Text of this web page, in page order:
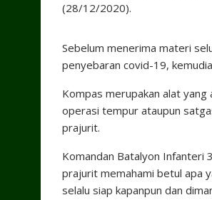
(28/12/2020).
Sebelum menerima materi
penyebaran covid-19,
Kompas merupakan alat
operasi tempur ataupun
prajurit.
Komandan Batalyon Infanteri
prajurit memahami betul apa
selalu siap kapanpun dan